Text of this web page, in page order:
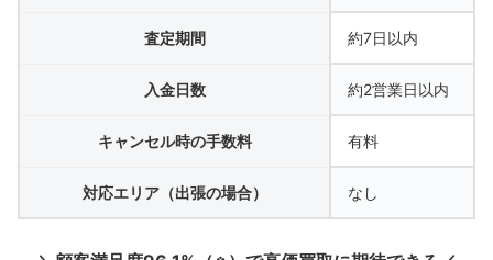
査定期間 約7日以内
入金日数 約2営業日以内
キャンセル時の手数料 有料
対応エリア（出張の場合） なし